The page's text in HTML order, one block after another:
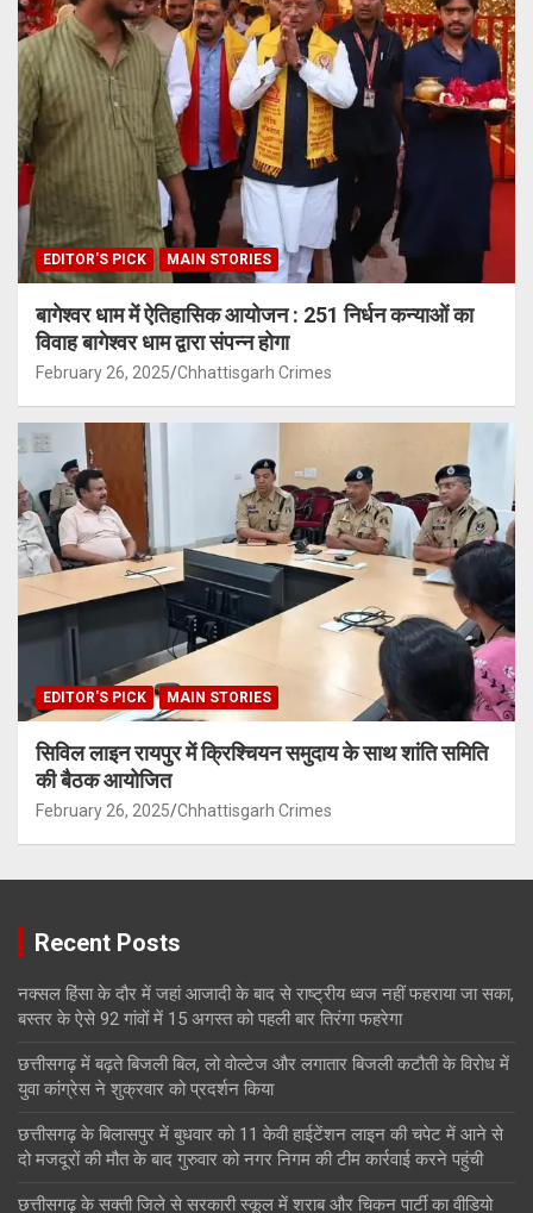
EDITOR'S PICK MAIN STORIES
बागेश्वर धाम में ऐतिहासिक आयोजन : 251 निर्धन कन्याओं का
विवाह बागेश्वर धाम द्वारा संपन्न होगा
February 26, 2025 Chhattisgarh Crimes
EDITOR'S PICK MAIN STORIES
सिविल लाइन रायपुर में क्रिश्चियन समुदाय के साथ शांति समिति
की बैठक आयोजित
February 26, 2025 Chhattisgarh Crimes
Recent Posts
नक्सल हिंसा के दौर में जहां आजादी के बाद से राष्ट्रीय ध्वज नहीं फहराया जा सका,
बस्तर के ऐसे 92 गांवों में 15 अगस्त को पहली बार तिरंगा फहरेगा
छत्तीसगढ़ में बढ़ते बिजली बिल, लो वोल्टेज और लगातार बिजली कटौती के विरोध में
युवा कांग्रेस ने शुक्रवार को प्रदर्शन किया
छत्तीसगढ़ के बिलासपुर में बुधवार को 11 केवी हाईटेंशन लाइन की चपेट में आने से
दो मजदूरों की मौत के बाद गुरुवार को नगर निगम की टीम कार्रवाई करने पहुंची
छत्तीसगढ़ के सक्ती जिले से सरकारी स्कूल में शराब और चिकन पार्टी का वीडियो